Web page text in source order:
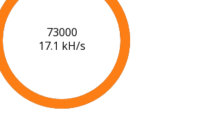
75000
17.2 kH/s